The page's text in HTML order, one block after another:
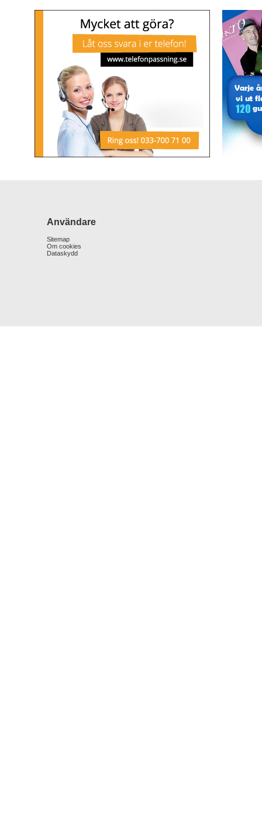
Användare
Sitemap
Om cookies
Dataskydd